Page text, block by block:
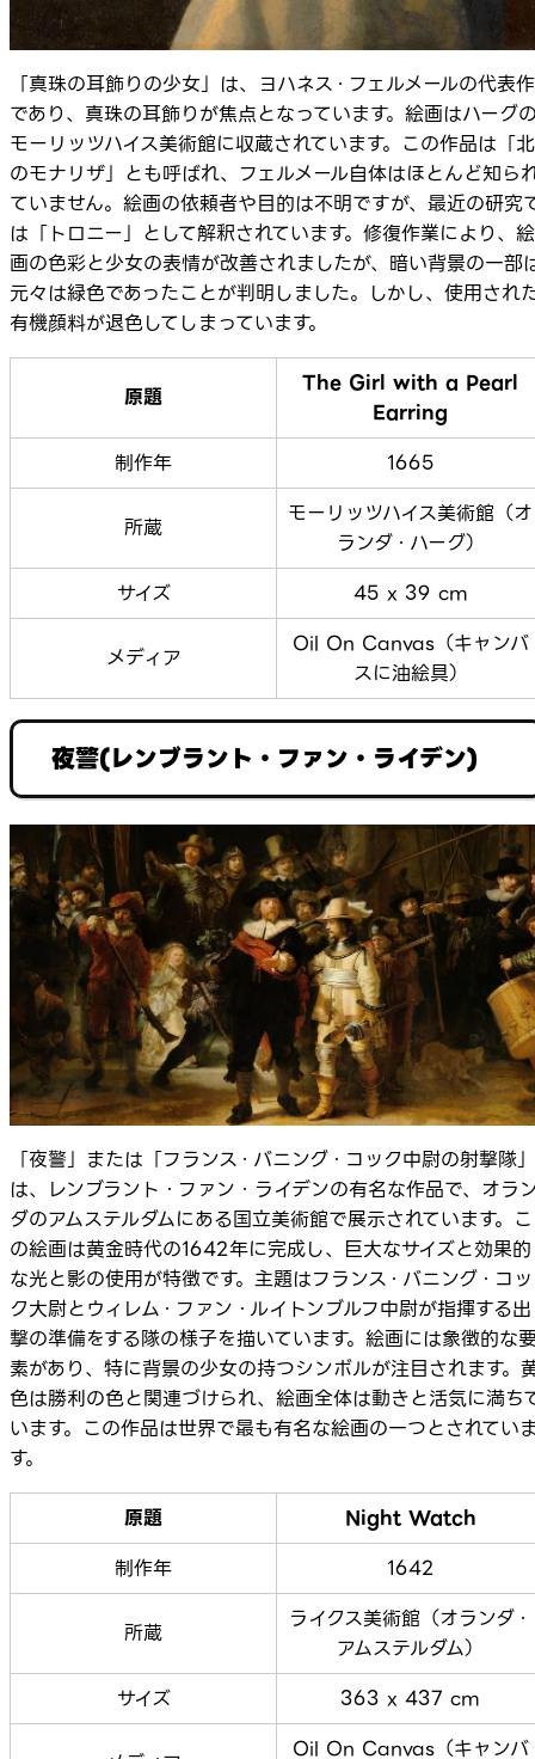
「真珠の耳飾りの少女」は、ヨハネス・フェルメールの代表作
であり、真珠の耳飾りが焦点となっています。絵画はハーグ
モーリッツハイス美術館に収蔵されています。この作品は「北
のモナリザ」とも呼ばれ、フェルメール自体はほとんど知ら
ていません。絵画の依頼者や目的は不明ですが、最近の研究
は「トロニー」として解釈されています。修復作業により、絵
画の色彩と少女の表情が改善されましたが、暗い背景の一部
元々は緑色であったことが判明しました。しかし、使用され
有機顔料が退色してしまっています。
原題
The Girl with a Pearl
Earring
制作年
1665
所蔵
モーリッツハイス美術館（オ
ランダ・ハーグ）
サイズ
45 x 39 cm
メディア
Oil On Canvas（キャンバ
スに油絵具）
夜警(レンブラント・ファン・ライデン)
「夜警」または「フランス・バニング・コック中尉の射撃隊」
は、レンブラント・ファン・ライデンの有名な作品で、オラ
ダのアムステルダムにある国立美術館で展示されています。こ
の絵画は黄金時代の1642年に完成し、巨大なサイズと効果的
な光と影の使用が特徴です。主題はフランス・バニング・コッ
ク大尉とウィレム・ファン・ルイトンブルフ中尉が指揮する出
撃の準備をする隊の様子を描いています。絵画には象徴的な
素があり、特に背景の少女の持つシンボルが注目されます。
色は勝利の色と関連づけられ、絵画全体は動きと活気に満ち
います。この作品は世界で最も有名な絵画の一つとされてい
す。
原題
Night Watch
制作年
1642
所蔵
ライクス美術館（オランダ・
アムステルダム）
サイズ
363 x 437 cm
Oil On Canvas（キャンバ